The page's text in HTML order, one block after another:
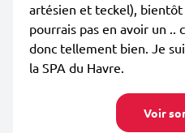
artésien et teckel),
pourrais pas en avoir un
donc tellement bien. Je
la SPA du Havre.
Voir